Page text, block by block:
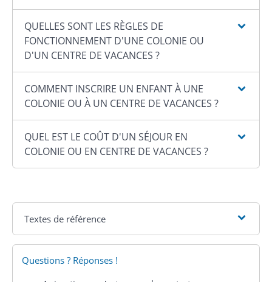
QUELLES SONT LES RÈGLES DE
FONCTIONNEMENT D'UNE COLONIE OU
D'UN CENTRE DE VACANCES ?
COMMENT INSCRIRE UN ENFANT À UNE
COLONIE OU À UN CENTRE DE VACANCES ?
QUEL EST LE COÛT D'UN SÉJOUR EN
COLONIE OU EN CENTRE DE VACANCES ?
Textes de référence
Questions ? Réponses !